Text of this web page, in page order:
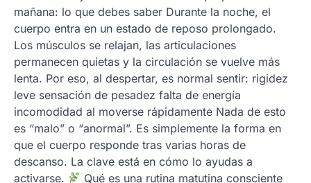
mañana: lo que debes saber Durante la noche, el
cuerpo entra en un estado de reposo prolongado.
Los músculos se relajan, las articulaciones
permanecen quietas y la circulación se vuelve más
lenta. Por eso, al despertar, es normal sentir: rigidez
leve sensación de pesadez falta de energía
incomodidad al moverse rápidamente Nada de esto
es “malo” o “anormal”. Es simplemente la forma en
que el cuerpo responde tras varias horas de
descanso. La clave está en cómo lo ayudas a
activarse.
Qué es una rutina matutina consciente